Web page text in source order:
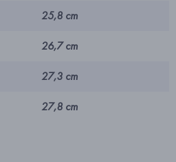
25,8 cm
26,7 cm
27,3 cm
27,8 cm